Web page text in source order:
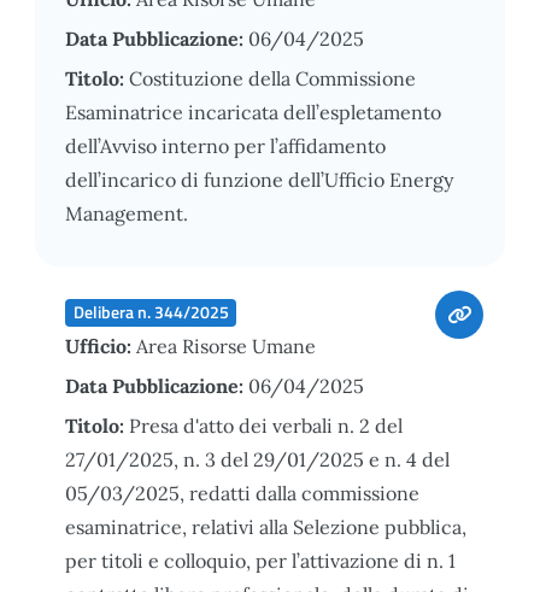
Data Pubblicazione: 06/04/2025
Titolo: Costituzione della Commissione
Esaminatrice incaricata dell’espletamento
dell’Avviso interno per l’affidamento
dell’incarico di funzione dell’Ufficio Energy
Management.
Delibera n. 344/2025
Ufficio: Area Risorse Umane
Data Pubblicazione: 06/04/2025
Titolo: Presa d'atto dei verbali n. 2 del
27/01/2025, n. 3 del 29/01/2025 e n. 4 del
05/03/2025, redatti dalla commissione
esaminatrice, relativi alla Selezione pubblica,
per titoli e colloquio, per l’attivazione di n. 1